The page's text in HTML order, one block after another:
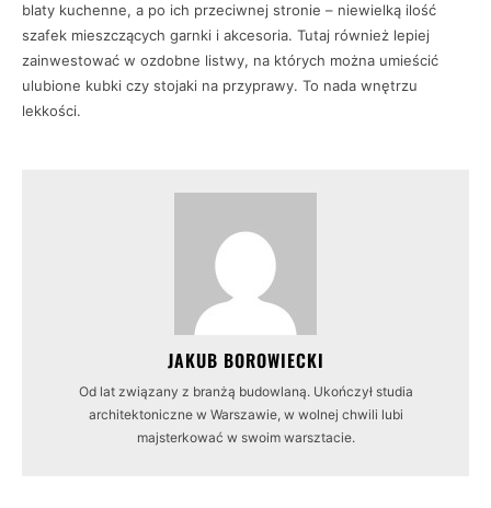
blaty kuchenne, a po ich przeciwnej stronie – niewielką ilość
szafek mieszczących garnki i akcesoria. Tutaj również lepiej
zainwestować w ozdobne listwy, na których można umieścić
ulubione kubki czy stojaki na przyprawy. To nada wnętrzu
lekkości.
JAKUB BOROWIECKI
Od lat związany z branżą budowlaną. Ukończył studia
architektoniczne w Warszawie, w wolnej chwili lubi
majsterkować w swoim warsztacie.